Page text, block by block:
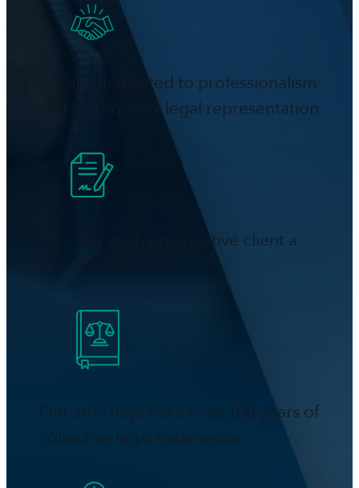
We are dedicated to professionalism
and high-quality legal representation
We offer each prospective client a
Our attorneys have over 100 years of
collective legal experience